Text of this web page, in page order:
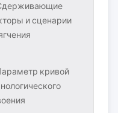
и сценарии
кривой